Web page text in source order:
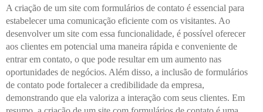
A criação de um site com formulários de contato é essencial para
estabelecer uma comunicação eficiente com os visitantes. Ao
desenvolver um site com essa funcionalidade, é possível oferecer
aos clientes em potencial uma maneira rápida e conveniente de
entrar em contato, o que pode resultar em um aumento nas
oportunidades de negócios. Além disso, a inclusão de formulários
de contato pode fortalecer a credibilidade da empresa,
demonstrando que ela valoriza a interação com seus clientes. Em